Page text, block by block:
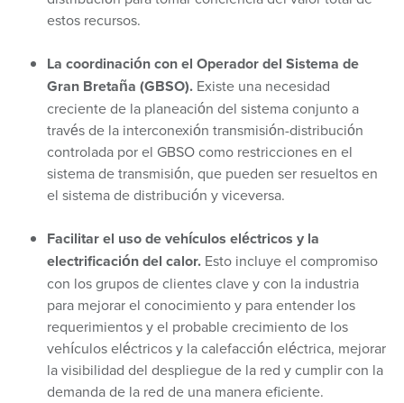
estos recursos.
La coordinación con el Operador del Sistema de
Gran Bretaña (GBSO). Existe una necesidad
creciente de la planeación del sistema conjunto a
través de la interconexión transmisión-distribución
controlada por el GBSO como restricciones en el
sistema de transmisión, que pueden ser resueltos en
el sistema de distribución y viceversa.
Facilitar el uso de vehículos eléctricos y la
electrificación del calor. Esto incluye el compromiso
con los grupos de clientes clave y con la industria
para mejorar el conocimiento y para entender los
requerimientos y el probable crecimiento de los
vehículos eléctricos y la calefacción eléctrica, mejorar
la visibilidad del despliegue de la red y cumplir con la
demanda de la red de una manera eficiente.